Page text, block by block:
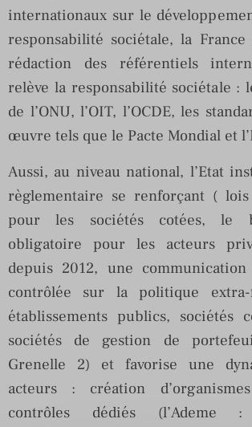
internationaux sur le
responsabilité sociétale, la
rédaction des référentiels
relève la responsabilité sociétale :
de l’ONU, l’OIT, l’OCDE, les
œuvre tels que le Pacte Mondial et
Aussi, au niveau national, l’Etat
règlementaire se renforçant (
pour les sociétés cotées, le
obligatoire pour les acteurs
depuis 2012, une
contrôlée sur la politique extra-
établissements publics, sociétés
sociétés de gestion de
Grenelle 2) et favorise une
acteurs : création
contrôles dédiés (l’Ademe